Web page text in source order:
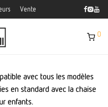
Vente
0
avec tous les modèles
en standard avec la chaise
enfants.